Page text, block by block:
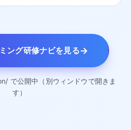
ング研修ナビを見る→
で公開中（別ウィンドウで開きま
す）